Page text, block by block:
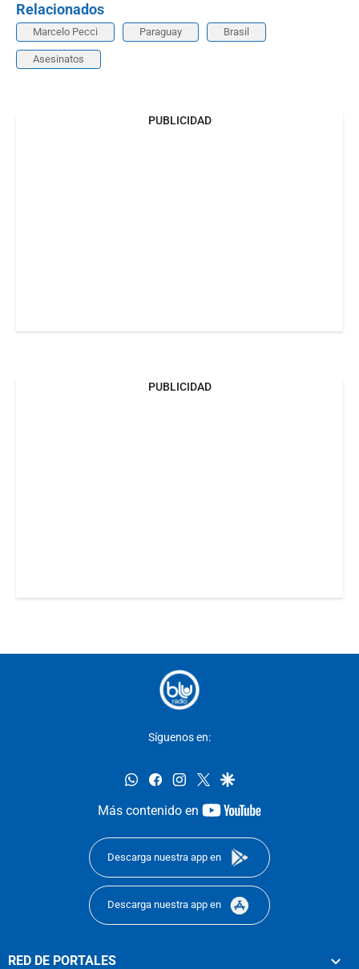
Relacionados
Marcelo Pecci Paraguay Brasil
Asesinatos
PUBLICIDAD
PUBLICIDAD
Síguenos en:
whatsappfacebookinstagram
twittergoogle
Más contenido en
youtube-
Descarga nuestra app en
Descarga nuestra app en
RED DE PORTALES